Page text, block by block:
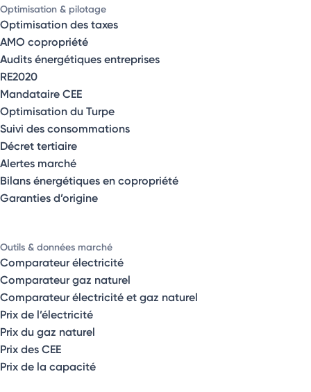
Optimisation & pilotage
Optimisation des taxes
AMO copropriété
Audits énergétiques entreprises
RE2020
Mandataire CEE
Optimisation du Turpe
Suivi des consommations
Décret tertiaire
Alertes marché
Bilans énergétiques en copropriété
Garanties d’origine
Outils & données marché
Comparateur électricité
Comparateur gaz naturel
Comparateur électricité et gaz naturel
Prix de l’électricité
Prix du gaz naturel
Prix des CEE
Prix de la capacité